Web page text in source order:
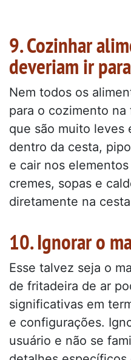
9. Cozinhar
deveriam ir
Nem todos os
para o cozimento
que são muito leves
dentro da cesta,
e cair nos
cremes, sopas e
diretamente na
10. Ignorar o
Esse talvez seja o
de fritadeira de ar
significativas em
e configurações.
usuário e não se